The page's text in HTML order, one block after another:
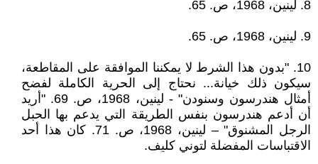
8. لينين، 1968، ص. 65.
9. لينين، 1968، ص. 65.
10. "بدون هذا الشرط لا يمكننا الموافقة على المقاطعة،
سيكون ذلك خيانة... نحتاج إلى الحرية الكاملة لفضح
أمثال هندرسون وسنودن" - لينين، 1968، ص. 69. "أريد
أن أدعم هندرسون بنفس الطريقة التي يدعم بها الحبل
الرجل المشنوق" – لينين، 1968، ص. 71. كان هذا أحد
الاقتباسات المفضلة لتوني كليف.